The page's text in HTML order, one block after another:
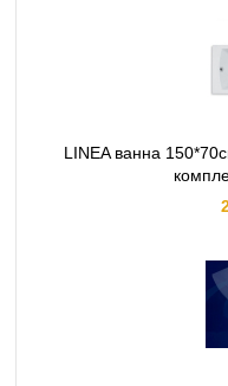
LINEA ванна